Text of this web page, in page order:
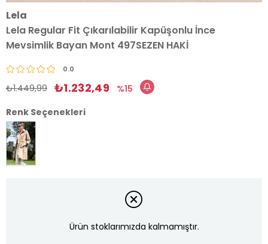
Lela
Lela Regular Fit Çıkarılabilir Kapüşonlu İnce
Mevsimlik Bayan Mont 497SEZEN HAKİ
0.0
₺1.449,99 ₺1.232,49
15
Renk Seçenekleri
Ürün stoklarımızda kalmamıştır.